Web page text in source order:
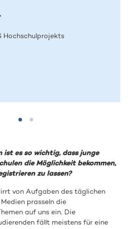
Hochschulprojekts
ist es so wichtig, dass junge
die Möglichkeit bekommen,
zu lassen?
von Aufgaben des täglichen
prasseln die
auf uns ein. Die
fällt meistens für eine